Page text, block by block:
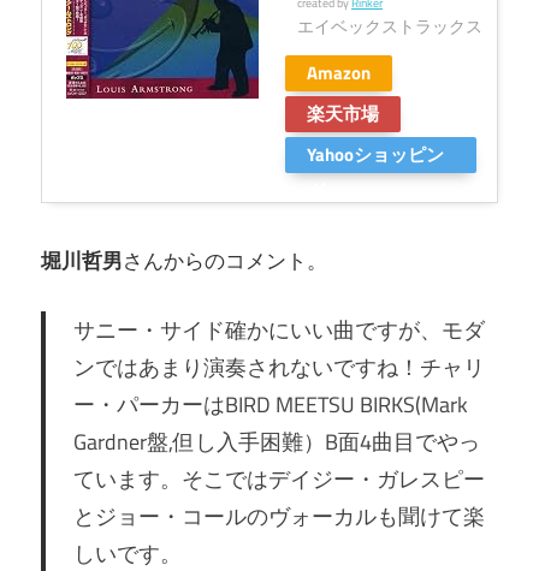
エイベックストラックス
Amazon
楽天市場
Yahooショッピン
堀川哲男さんからのコメント。
サニー・サイド確かにいい曲ですが、モダ
ンではあまり演奏されないですね！チャリ
ー・パーカーはBIRD MEETSU BIRKS(Mark
Gardner盤,但し入手困難）B面4曲目でやっ
ています。そこではデイジー・ガレスピー
とジョー・コールのヴォーカルも聞けて楽
しいです。